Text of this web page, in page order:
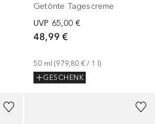
Getönte Tagescreme
UVP 65,00 €
48,99 €
50 ml (979,80 € / 1 l)
GESCHENK
Größen